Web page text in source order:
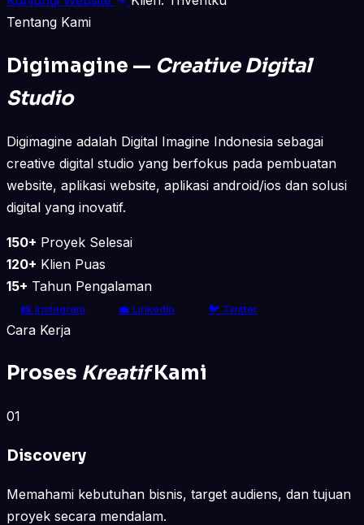
Tentang Kami
Digimagine — Creative Digital
Studio
Digimagine adalah Digital Imagine Indonesia sebagai
creative digital studio yang berfokus pada pembuatan
website, aplikasi website, aplikasi android/ios dan solusi
digital yang inovatif.
150+ Proyek Selesai
120+ Klien Puas
15+ Tahun Pengalaman
📸 Instagram 💼 LinkedIn 🐦 Twitter
Cara Kerja
Proses KreatifKami
01
Discovery
Memahami kebutuhan bisnis, target audiens, dan tujuan
proyek secara mendalam.